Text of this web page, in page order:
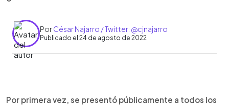
PorCésar Najarro / Twitter: @cjnajarro
Publicado el 24 de agosto de 2022
► Escuchar artículo
Por primera vez, se presentó públicamente a todos los